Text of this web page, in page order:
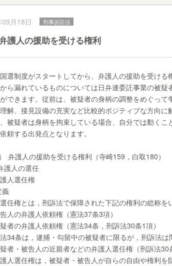
月18日 刑事訴訟法
護人の援助を受ける権利
選制度がスタートしてから、弁護人の援助を受け
ら漏れているものについては日弁連委託事業の被
できます。従前は、被疑者の身柄の調整をめぐっ
解、接見設備の充実など比較的ポジティブな方向
被疑者は身柄を拘束している場合、自分では動く
頼する出発点となります。
弁護人の援助を受ける権利（寺崎159，白取180）
人の選任
人選任権
任権とは，刑訴法で保障された下記の権利の総称を
の弁護人依頼権（憲法37条3項）
の弁護人依頼権（憲法34条，刑訴法30条1項）
34条は，逮捕・勾留中の被疑者に限るが，刑訴法は
・被告人の近親者などの弁護人選任権（刑訴法30
選任権は，被疑者・被告人が自らの自由や権利を